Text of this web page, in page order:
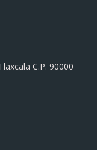
C.P. 90000